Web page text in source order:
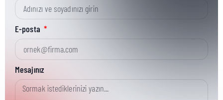
Kısa Parça No:
Ürün Grubu:
Ürün Kategorisi:
E-posta
Mesajınız